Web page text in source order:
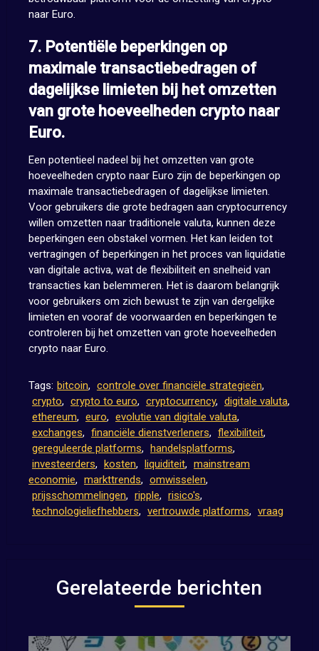
naar Euro.
7. Potentiële beperkingen op
maximale transactiebedragen of
dagelijkse limieten bij het omzetten
van grote hoeveelheden crypto naar
Euro.
Een potentieel nadeel bij het omzetten van grote
hoeveelheden crypto naar Euro zijn de beperkingen op
maximale transactiebedragen of dagelijkse limieten.
Voor gebruikers die grote bedragen aan cryptocurrency
willen omzetten naar traditionele valuta, kunnen deze
beperkingen een obstakel vormen. Het kan leiden tot
vertragingen of beperkingen in het proces van liquidatie
van digitale activa, wat de flexibiliteit en snelheid van
transacties kan belemmeren. Het is daarom belangrijk
voor gebruikers om zich bewust te zijn van dergelijke
limieten en vooraf de voorwaarden en beperkingen te
controleren bij het omzetten van grote hoeveelheden
crypto naar Euro.
Tags: bitcoin, controle over financiële strategieën,
crypto, crypto to euro, cryptocurrency, digitale valuta,
ethereum, euro, evolutie van digitale valuta,
exchanges, financiële dienstverleners, flexibiliteit,
gereguleerde platforms, handelsplatforms,
investeerders, kosten, liquiditeit, mainstream
economie, markttrends, omwisselen,
prijsschommelingen, ripple, risico's,
technologieliefhebbers, vertrouwde platforms, vraag
Gerelateerde berichten